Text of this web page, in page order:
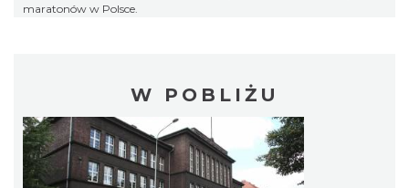
maratonów w Polsce.
W POBLIŻU